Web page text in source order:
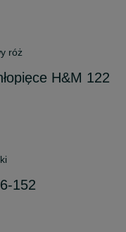
róż
H&M 122
152